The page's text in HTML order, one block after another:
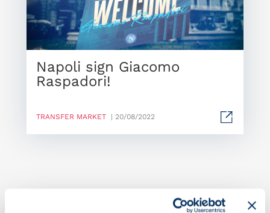
Napoli sign Giacomo
Raspadori!
TRANSFER MARKET | 20/08/2022